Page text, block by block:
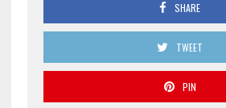
SHARE
TWEET
PIN